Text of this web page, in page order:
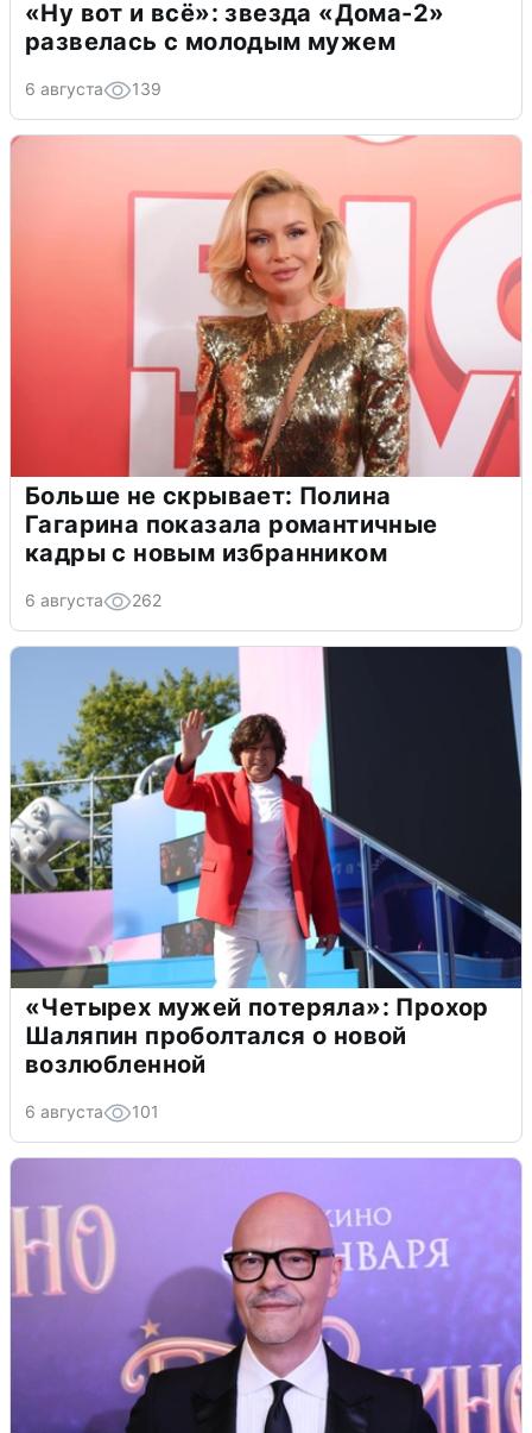
«Ну вот и всё»: звезда «Дома-2»
развелась с молодым мужем
6 августа 139
Больше не скрывает: Полина
Гагарина показала романтичные
кадры с новым избранником
6 августа 262
«Четырех мужей потеряла»: Прохор
Шаляпин проболтался о новой
возлюбленной
6 августа 101